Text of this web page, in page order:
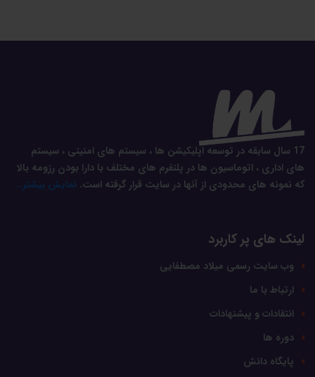
17 سال سابقه در توسعه اپلیکیشن ها ، سیستم های امنیتی ، سیستم
های اداری ، اتوماسیون ها در پلتفرم های مختلف با دارا بودن رزومه بالا
که نمونه های محدودی از آنها در سایت قرار گرفته است. نمایش بیشتر...
لینک های پر کاربرد
وب سایت رسمی میلاد مصطفایی
ارتباط با ما
انتقادات و پیشنهادات
دوره ها
پایگاه دانش